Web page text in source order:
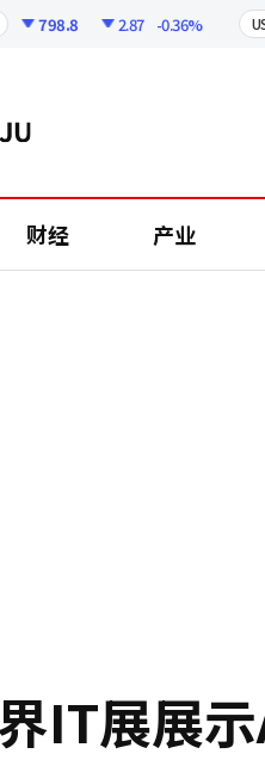
798.8 2.87 -0.36% USD
财经 产业
IT展展